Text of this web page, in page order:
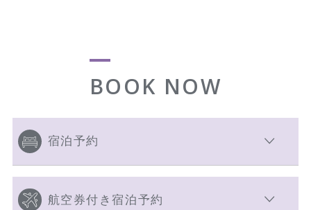
BOOK NOW
宿泊予約
航空券付き宿泊予約